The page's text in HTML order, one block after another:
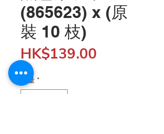
(865623) x (原
裝 10 枝)
HK$139.00
數量 *